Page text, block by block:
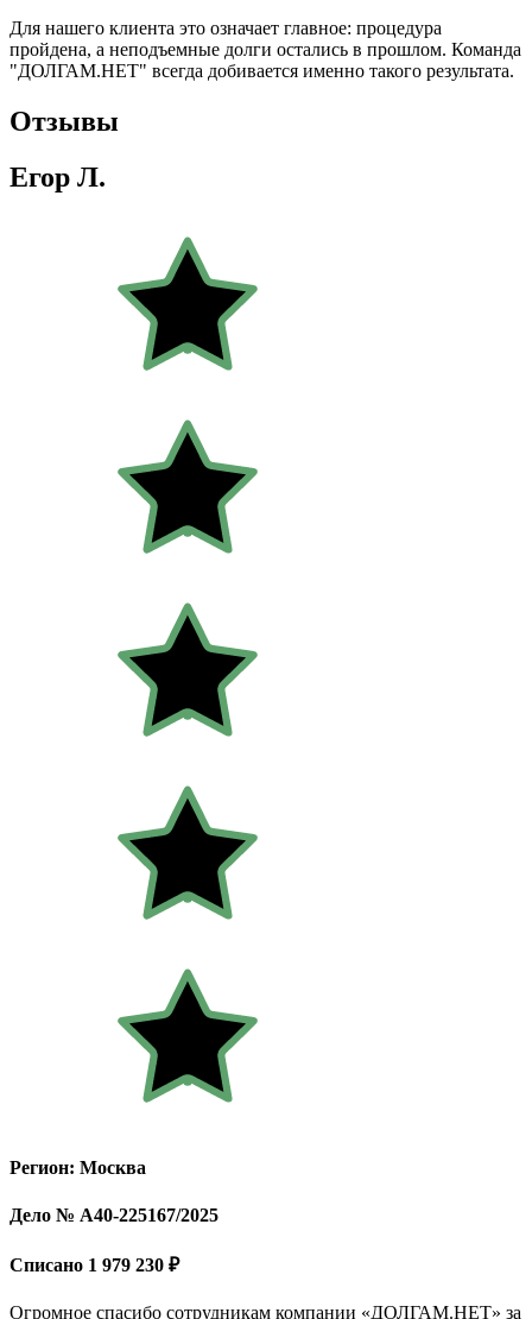
Для нашего клиента это означает главное: процедура
пройдена, а неподъемные долги остались в прошлом. Команда
"ДОЛГАМ.НЕТ" всегда добивается именно такого результата.
Отзывы
Егор Л.
Регион: Москва
Дело № А40-225167/2025
Списано 1 979 230 ₽
Огромное спасибо сотрудникам компании «ДОЛГАМ.НЕТ» за